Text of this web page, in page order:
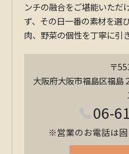
ンチの融合をご堪能いただ
ず、その日一番の素材を選
肉、野菜の個性を丁寧に引
〒
大阪府大阪市福島区福島
06-
※営業のお電話は固